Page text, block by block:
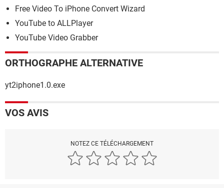
Free Video To iPhone Convert Wizard
YouTube to ALLPlayer
YouTube Video Grabber
ORTHOGRAPHE ALTERNATIVE
yt2iphone1.0.exe
VOS AVIS
NOTEZ CE TÉLÉCHARGEMENT